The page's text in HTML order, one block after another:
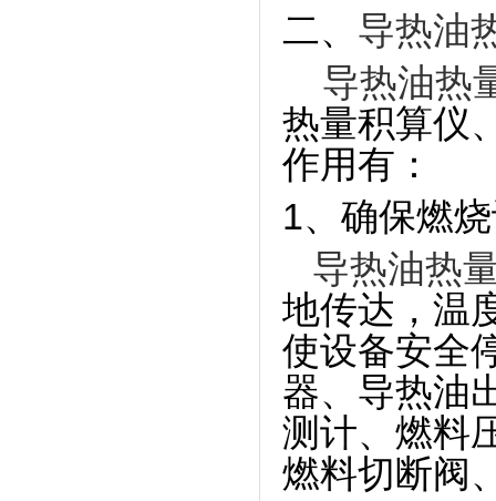
二、 导热油
导热油热
热量积算仪
作用有：
1、确保燃
导热油热
地传达，温
使设备安全
器、导热油
测计、燃料
燃料切断阀